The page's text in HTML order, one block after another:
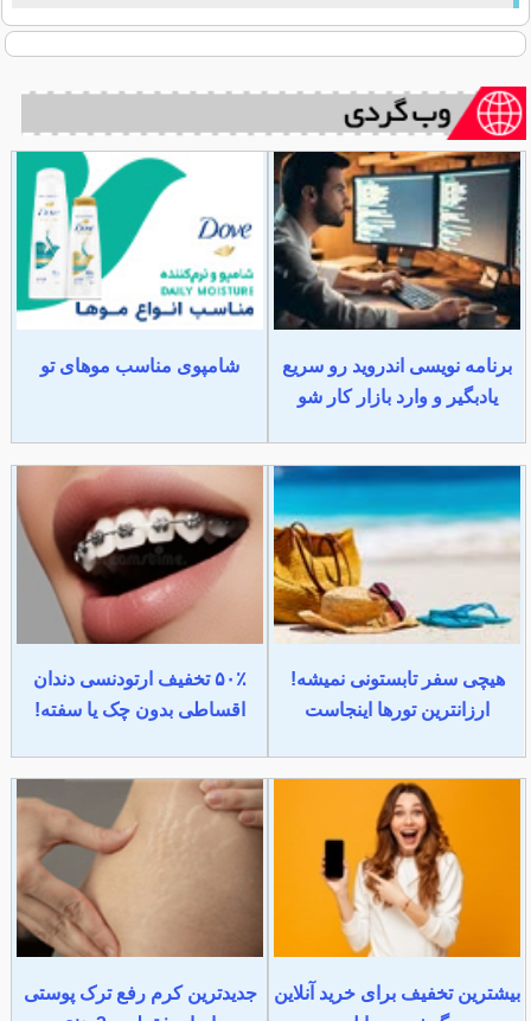
برنامه نویسی اندروید رو سریع
یادبگیر و وارد بازار کار شو
شامپوی مناسب موهای تو
هیچی سفر تابستونی نمیشه!
ارزانترین تورها اینجاست
۵۰٪ تخفیف ارتودنسی دندان
اقساطی بدون چک یا سفته!
بیشترین تخفیف برای خرید آنلاین
جدیدترین کرم رفع ترک پوستی